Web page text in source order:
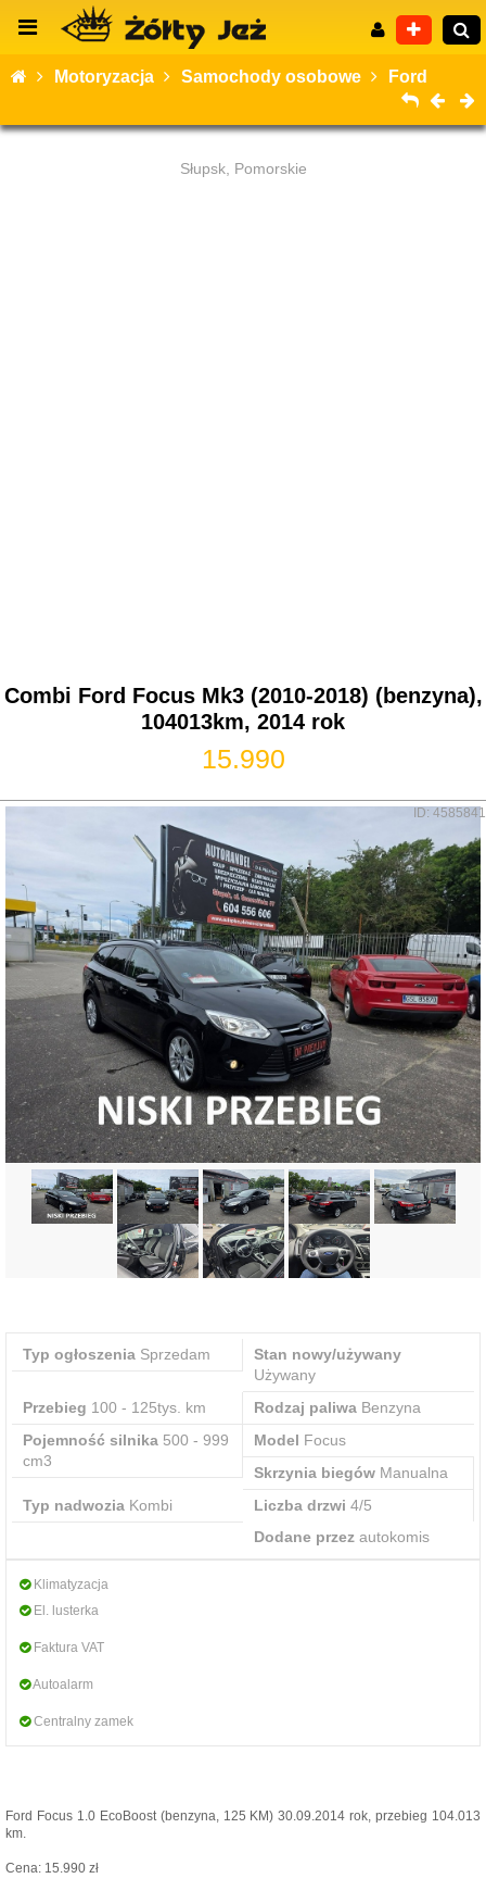
Wyszukiwanie zaawansowane
Motoryzacja Samochody osobowe Ford
Słupsk, Pomorskie
Combi Ford Focus Mk3 (2010-2018) (benzyna),
104013km, 2014 rok
15.990
ID: 4585841
Typ ogłoszenia Sprzedam
Stan nowy/używany
Używany
Przebieg 100 - 125tys. km Rodzaj paliwa Benzyna
Pojemność silnika 500 - 999
cm3
Model Focus
Skrzynia biegów Manualna
Typ nadwozia Kombi Liczba drzwi 4/5
Dodane przez autokomis
Klimatyzacja
El. lusterka
Faktura VAT
Autoalarm
Centralny zamek
Ford Focus 1.0 EcoBoost (benzyna, 125 KM) 30.09.2014 rok, przebieg 104.013
km.
Cena: 15.990 zł